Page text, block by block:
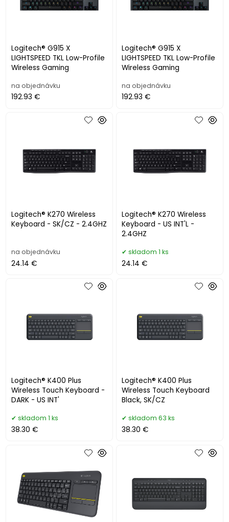
Logitech® G915 X
LIGHTSPEED TKL Low-Profile
Wireless Gaming
na objednávku
192.93 €
Logitech® G915 X
LIGHTSPEED TKL Low-Profile
Wireless Gaming
na objednávku
192.93 €
Logitech® K270 Wireless
Keyboard - SK/CZ - 2.4GHZ
na objednávku
24.14 €
Logitech® K270 Wireless
Keyboard - US INT'L -
2.4GHZ
skladom 1 ks
24.14 €
Logitech® K400 Plus
Wireless Touch Keyboard -
DARK - US INT'
skladom 1 ks
38.30 €
Logitech® K400 Plus
Wireless Touch Keyboard
Black, SK/CZ
skladom 63 ks
38.30 €